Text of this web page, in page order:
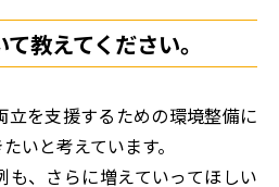
教えてください。
を支援するための環境整備に
いと考えています。
も、さらに増えていってほしい